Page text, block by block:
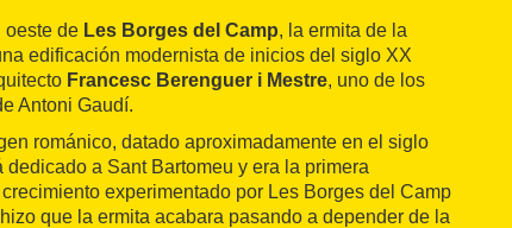
oeste de Les Borges del Camp, la ermita de la
edificación modernista de inicios del siglo XX
Francesc Berenguer i Mestre, uno de los
Antoni Gaudí.
románico, datado aproximadamente en el siglo
dedicado a Sant Bartomeu y era la primera
experimentado por Les Borges del Camp
que la ermita acabara pasando a depender de la